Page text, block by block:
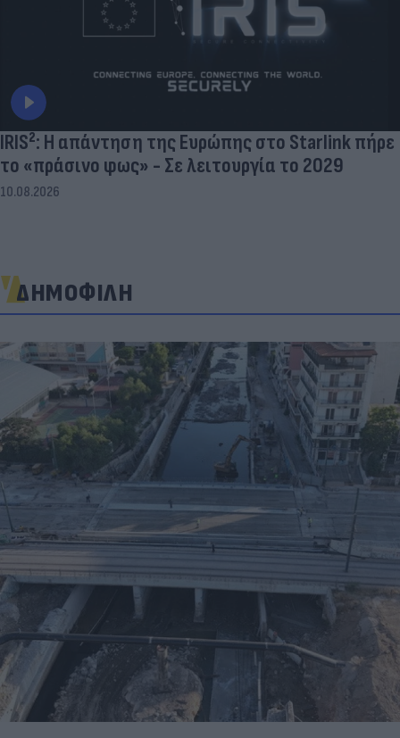
IRIS²: Η απάντηση της Ευρώπης στο Starlink πήρε
το «πράσινο φως» - Σε λειτουργία το 2029
10.08.2026
ΔΗΜΟΦΙΛΗ